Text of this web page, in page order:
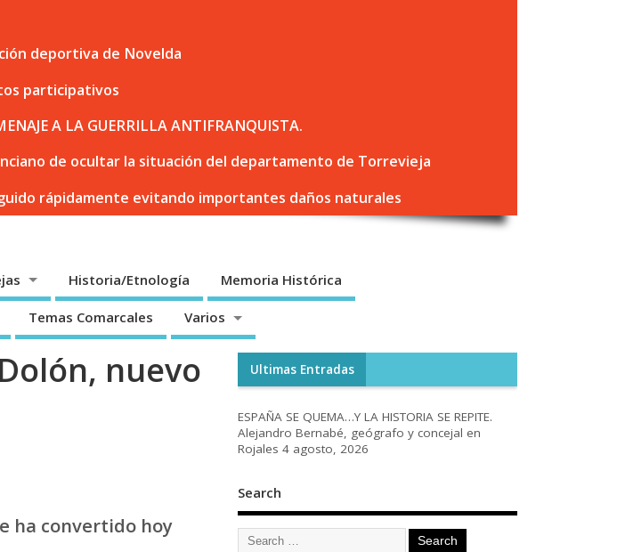
deportiva de Novelda
participativos
A LA GUERRILLA ANTIFRANQUISTA.
de ocultar la situación del departamento de Torrevieja
rápidamente evitando importantes daños naturales
Historia/Etnología Memoria Histórica
Temas Comarcales Varios
nuevo
ha convertido hoy
Ultimas Entradas
ESPAÑA SE QUEMA…Y LA HISTORIA SE REPITE.
Alejandro Bernabé, geógrafo y concejal en
Rojales 4 agosto, 2026
Search